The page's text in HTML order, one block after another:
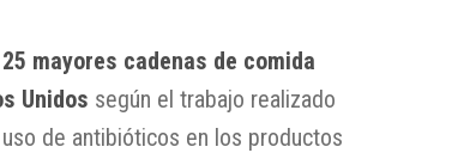
25 mayores cadenas de comida
Unidos según el trabajo realizado
de antibióticos en los productos